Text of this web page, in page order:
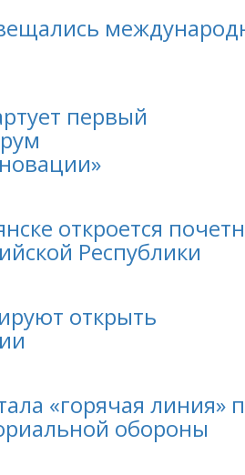
первый
откроется
Республики
открыть
«горячая линия»
обороны